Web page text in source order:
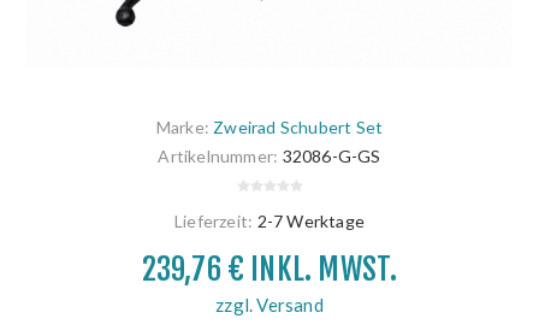
Marke: Zweirad Schubert Set
Artikelnummer: 32086-G-GS
Lieferzeit: 2-7 Werktage
239,76 € INKL. MWST.
zzgl. Versand